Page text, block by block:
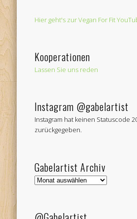
Hier geht's zur Vegan For Fit
Kooperationen
Lassen Sie uns reden
Instagram @gabelartist
Instagram hat keinen Statuscode
zurückgegeben.
Gabelartist Archiv
Gabelartist